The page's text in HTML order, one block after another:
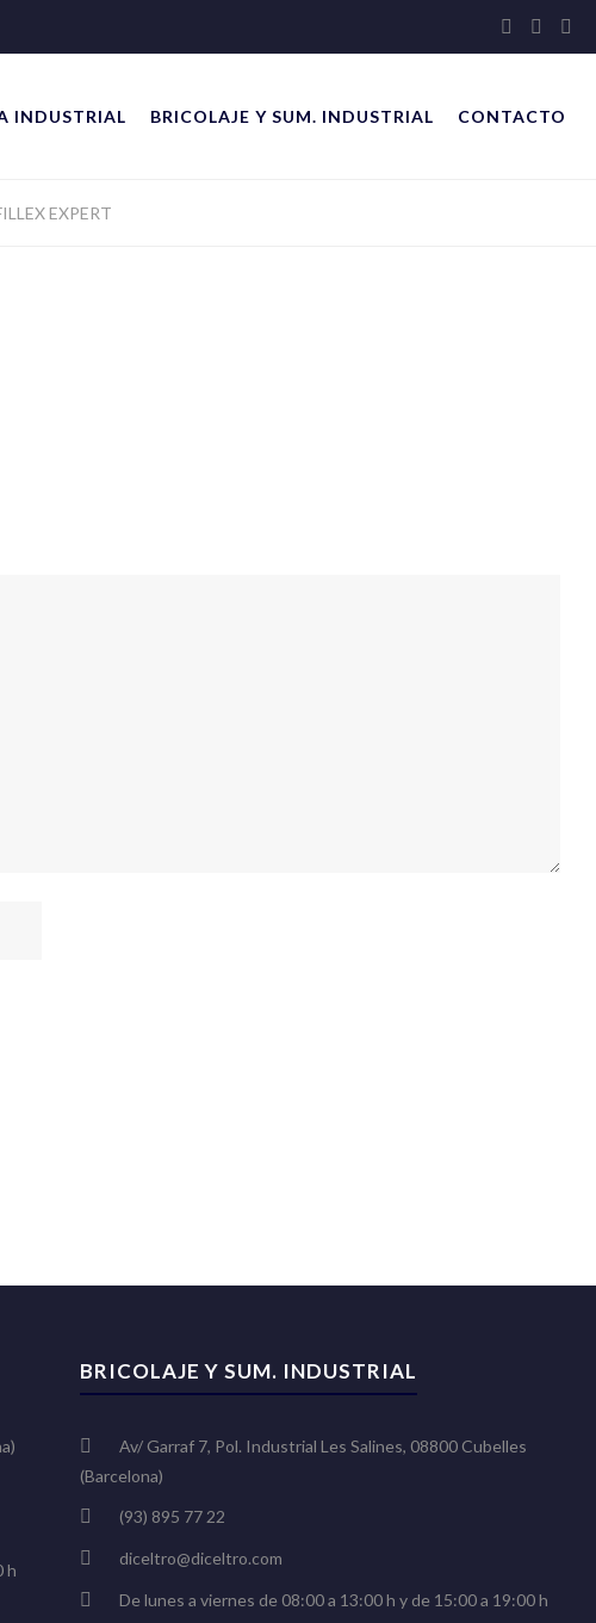
INDUSTRIAL BRICOLAJE Y SUM. INDUSTRIAL CONTACTO
EXPERT
h
BRICOLAJE Y SUM. INDUSTRIAL
Av/ Garraf 7, Pol. Industrial Les Salines, 08800 Cubelles
(Barcelona)
(93) 895 77 22
diceltro@diceltro.com
De lunes a viernes de 08:00 a 13:00 h y de 15:00 a 19:00 h